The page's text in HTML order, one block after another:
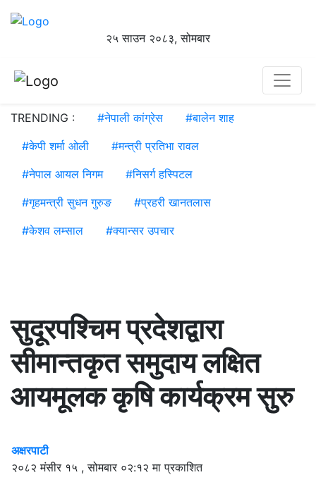
२५ साउन २०८३, सोमबार
TRENDING : #नेपाली कांग्रेस #बालेन शाह
#केपी शर्मा ओली #मन्त्री प्रतिभा रावल
#नेपाल आयल निगम #निसर्ग हस्पिटल
#गृहमन्त्री सुधन गुरुङ #प्रहरी खानतलास
#केशव लम्साल #क्यान्सर उपचार
सुदूरपश्चिम प्रदेशद्वारा
सीमान्तकृत समुदाय लक्षित
आयमूलक कृषि कार्यक्रम सुरु
अक्षरपाटी
२०८२ मंसीर १५ , सोमबार ०२:१२ मा प्रकाशित